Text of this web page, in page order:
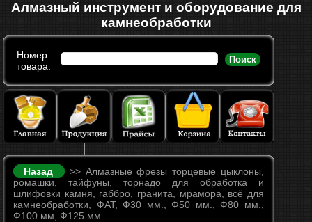
Алмазный инструмент и оборудование для
камнеобработки
Номер
товара:
Поиск
Назад
>> Алмазные фрезы торцевые цыклоны,
ромашки, тайфуны, торнадо для обработка и
шлифовки камня, габбро, гранита, мрамора, всё для
камнеобработки, ФАТ, Ф30 мм., Ф50 мм., Ф80 мм.,
Ф100 мм, Ф125 мм.